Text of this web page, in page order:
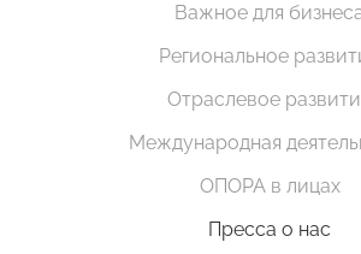
Важное для
Региональное
Отраслевое
Международная
ОПОРА в лицах
Пресса о нас